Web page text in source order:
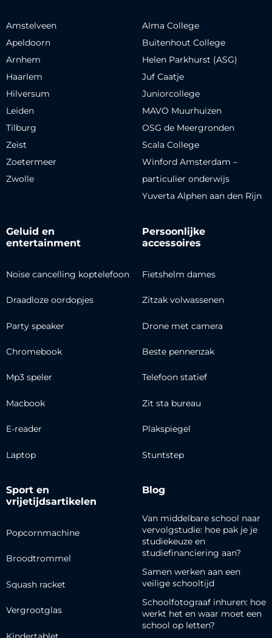
Amstelveen
Apeldoorn
Arnhem
Haarlem
Hilversum
Leiden
Tilburg
Zeist
Zoetermeer
Zwolle
Alma College
Buitenhout College
Helen Parkhurst (ASG)
Juf Caatje
Juniorcollege
MAVO Muurhuizen
OSG de Meergronden
Scala College
Winford Amsterdam –
particulier onderwijs
Yuverta Alphen aan den Rijn
Geluid en
entertainment
Noise cancelling koptelefoon
Draadloze oordopjes
Party speaker
Chromebook
Mp3 speler
Macbook
E-reader
Laptop
Persoonlijke
accessoires
Fietshelm dames
Zitzak volwassenen
Drone met camera
Beste pennenzak
Telefoon statief
Zit sta bureau
Plakspiegel
Stuntstep
Sport en
vrijetijdsartikelen
Popcornmachine
Broodtrommel
Squash racket
Vergrootglas
Blog
Van middelbare school naar
vervolgstudie: hoe pak je je
studiekeuze en
studiefinanciering aan?
Samen werken aan een
veilige schooltijd
Schoolfotograaf inhuren: hoe
werkt het en waar moet een
school op letten?